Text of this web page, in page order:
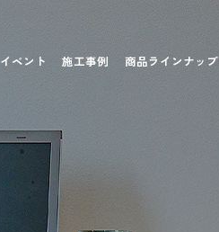
イベント 施工事例 商品ラインナップ